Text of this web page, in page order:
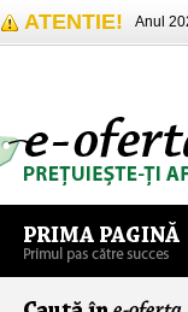
ATENTIE! Anul